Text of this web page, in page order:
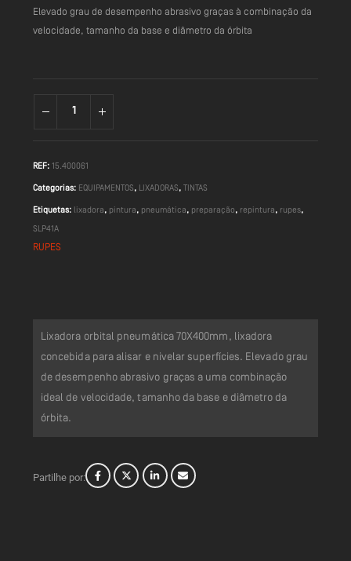
Elevado grau de desempenho abrasivo graças à combinação da
velocidade, tamanho da base e diâmetro da órbita
REF: 15.400061
Categorias: EQUIPAMENTOS , LIXADORAS , TINTAS
Etiquetas: lixadora , pintura , pneumática , preparação , repintura , rupes,
SLP41A
RUPES
Lixadora orbital pneumática 70X400mm, lixadora
concebida para alisar e nivelar superfícies. Elevado grau
de desempenho abrasivo graças a uma combinação
ideal de velocidade, tamanho da base e diâmetro da
órbita.
Partilhe por: